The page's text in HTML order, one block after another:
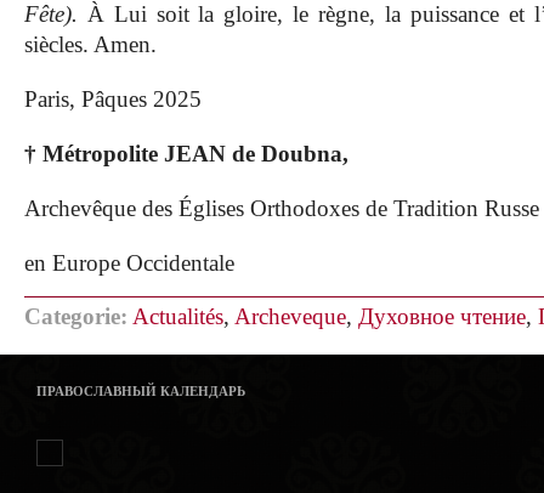
Fête). À Lui soit la gloire, le règne, la puissance et
siècles. Amen.
Paris, Pâques 2025
† Métropolite JEAN de Doubna,
Archevêque des Églises Orthodoxes de Tradition Russe
en Europe Occidentale
Categorie: Actualités, Archeveque, Духовное чтение,
ПРАВОСЛАВНЫЙ КАЛЕНДАРЬ